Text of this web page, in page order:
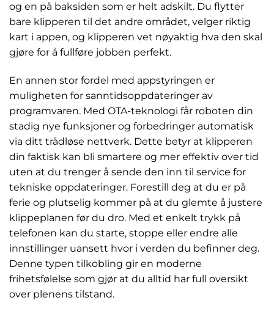
og en på baksiden som er helt adskilt. Du flytter
bare klipperen til det andre området, velger riktig
kart i appen, og klipperen vet nøyaktig hva den skal
gjøre for å fullføre jobben perfekt.
En annen stor fordel med appstyringen er
muligheten for sanntidsoppdateringer av
programvaren. Med OTA-teknologi får roboten din
stadig nye funksjoner og forbedringer automatisk
via ditt trådløse nettverk. Dette betyr at klipperen
din faktisk kan bli smartere og mer effektiv over tid
uten at du trenger å sende den inn til service for
tekniske oppdateringer. Forestill deg at du er på
ferie og plutselig kommer på at du glemte å justere
klippeplanen før du dro. Med et enkelt trykk på
telefonen kan du starte, stoppe eller endre alle
innstillinger uansett hvor i verden du befinner deg.
Denne typen tilkobling gir en moderne
frihetsfølelse som gjør at du alltid har full oversikt
over plenens tilstand.